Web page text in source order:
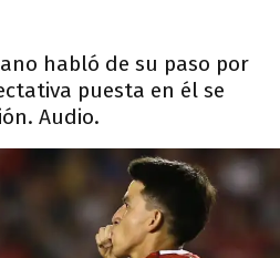
habló de su paso por
puesta en él se
Audio.